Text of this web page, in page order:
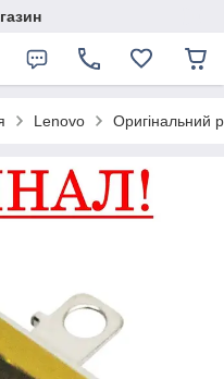
Lenovo Оригінальний